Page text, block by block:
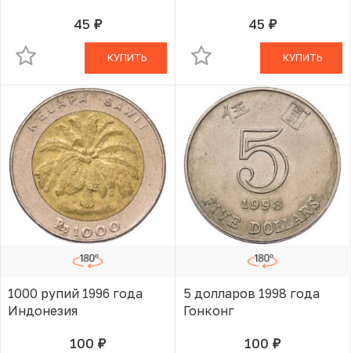
45 руб.В КОРЗИНЕ
КУПИТЬ
45 руб.В КОРЗИНЕ
КУПИТЬ
1000 рупий 1996 года
Индонезия
100 руб.В КОРЗИНЕ
5 долларов 1998 года
Гонконг
100 руб.В КОРЗИНЕ